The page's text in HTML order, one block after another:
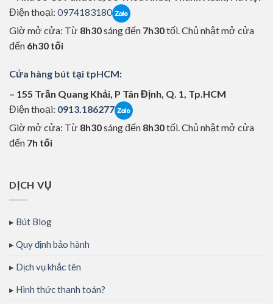
Điện thoại: 0974183180
Giờ mở cửa: Từ 8h30sáng đến 7h30tối. Chủ nhật mở cửa
đến 6h30 tối
Cửa hàng bút tại tpHCM:
– 155 Trần Quang Khải, P Tân Định, Q. 1, Tp.HCM
Điện thoại: 0913.186277
Giờ mở cửa: Từ 8h30sáng đến 8h30tối. Chủ nhật mở cửa
đến 7h tối
DỊCH VỤ
Bút Blog
Quy định bảo hành
Dịch vụ khắc tên
Hình thức thanh toán?